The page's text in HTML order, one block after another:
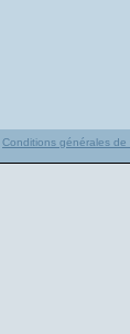
Conditions générales de